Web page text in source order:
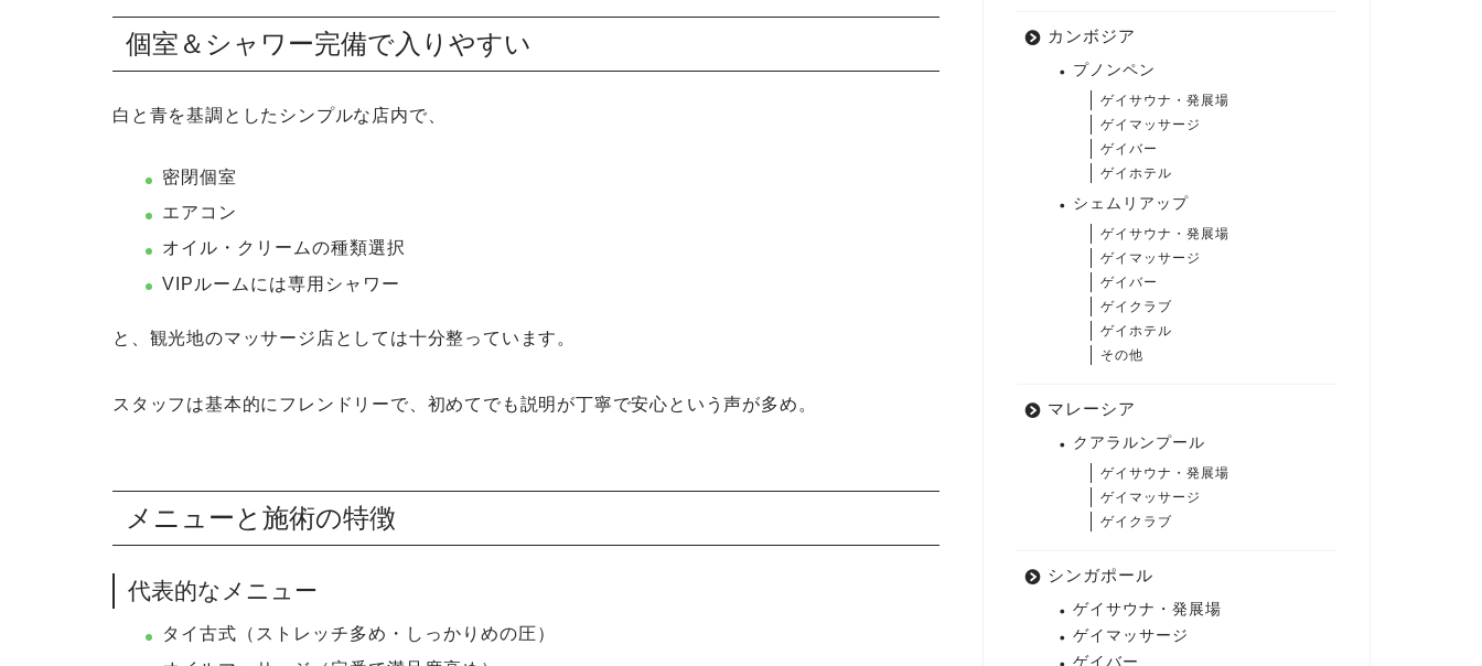
個室＆シャワー完備で入りやすい
白と青を基調としたシンプルな店内で、
密閉個室
エアコン
オイル・クリームの種類選択
VIPルームには専用シャワー
と、観光地のマッサージ店としては十分整っています。
スタッフは基本的にフレンドリーで、初めてでも説明が丁寧で安心という声が多め。
メニューと施術の特徴
代表的なメニュー
タイ古式（ストレッチ多め・しっかりめの圧）
カンボジア
プノンペン
ゲイサウナ・発展場
ゲイマッサージ
ゲイバー
ゲイホテル
シェムリアップ
ゲイサウナ・発展場
ゲイマッサージ
ゲイバー
ゲイクラブ
ゲイホテル
その他
マレーシア
クアラルンプール
ゲイサウナ・発展場
ゲイマッサージ
ゲイクラブ
シンガポール
ゲイサウナ・発展場
ゲイマッサージ
ゲイバー